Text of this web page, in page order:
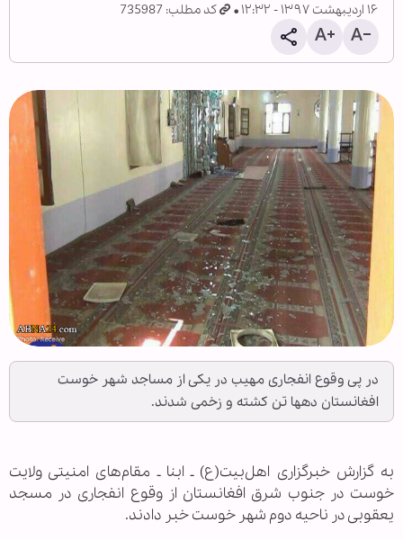
۱۶ اردیبهشت ۱۳۹۷ - ۱۲:۳۲ کد مطلب: 735987
در پی وقوع انفجاری مهیب در یکی از مساجد شهر خوست
افغانستان دهها تن کشته و زخمی شدند.
به گزارش خبرگزاری اهل‌بیت(ع) ـ ابنا ـ مقام‌های امنیتی ولایت
خوست در جنوب ‌شرق افغانستان از وقوع انفجاری در مسجد
یعقوبی در ناحیه دوم شهر خوست خبر دادند.